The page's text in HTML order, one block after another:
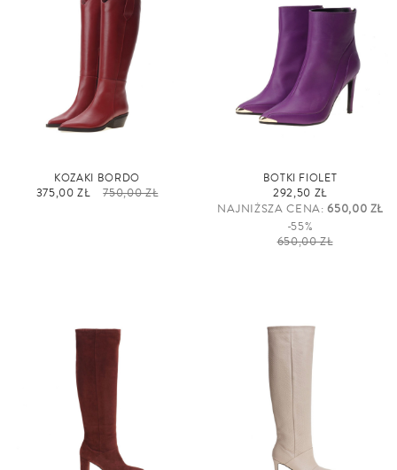
KOZAKI BORDO
375,00 ZŁ 750,00 ZŁ
BOTKI FIOLET
292,50 ZŁ
NAJNIŻSZA CENA:650,00 ZŁ
-55%
650,00 ZŁ